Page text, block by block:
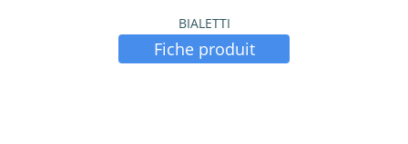
BIALETTI
Fiche produit